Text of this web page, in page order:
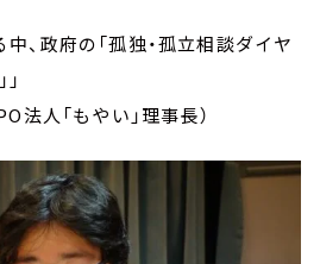
、政府の「孤独・孤立相談ダイヤ
」」
法人「もやい」理事長）